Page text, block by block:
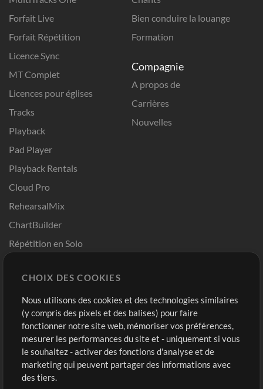
Forfait Live
Forfait Répétition
Licence Sync
MT Complet
Licences pour églises
Tracks
Playback
Pad Player
Playback Rentals
Cloud Pro
RehearsalMix
ChartBuilder
Répétition en Solo
Modèles ProPresenter
Sons
Bien conduire la louange
Formation
Compagnie
A propos de
Carrières
Nouvelles
Boutique
Acheter des crédits
Contenu gratuit
Demander les pistes
Compte
Connexion
S'inscrire
CHOIX DES COOKIES
Nous utilisons des cookies et des technologies similaires
(y compris des pixels et des balises) pour faire
fonctionner notre site web, mémoriser vos préférences,
mesurer les performances du site et - uniquement si vous
le souhaitez - activer des fonctions d'analyse et de
marketing qui peuvent partager des informations avec
des tiers.